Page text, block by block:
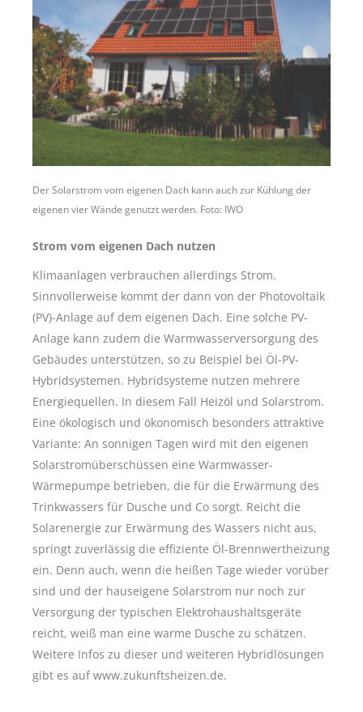
Der Solarstrom vom eigenen Dach kann auch zur Kühlung der
eigenen vier Wände genutzt werden. Foto: IWO
Strom vom eigenen Dach nutzen
Klimaanlagen verbrauchen allerdings Strom.
Sinnvollerweise kommt der dann von der Photovoltaik
(PV)-Anlage auf dem eigenen Dach. Eine solche PV-
Anlage kann zudem die Warmwasserversorgung des
Gebäudes unterstützen, so zu Beispiel bei Öl-PV-
Hybridsystemen. Hybridsysteme nutzen mehrere
Energiequellen. In diesem Fall Heizöl und Solarstrom.
Eine ökologisch und ökonomisch besonders attraktive
Variante: An sonnigen Tagen wird mit den eigenen
Solarstromüberschüssen eine Warmwasser-
Wärmepumpe betrieben, die für die Erwärmung des
Trinkwassers für Dusche und Co sorgt. Reicht die
Solarenergie zur Erwärmung des Wassers nicht aus,
springt zuverlässig die effiziente Öl-Brennwertheizung
ein. Denn auch, wenn die heißen Tage wieder vorüber
sind und der hauseigene Solarstrom nur noch zur
Versorgung der typischen Elektrohaushaltsgeräte
reicht, weiß man eine warme Dusche zu schätzen.
Weitere Infos zu dieser und weiteren Hybridlösungen
gibt es auf www.zukunftsheizen.de.